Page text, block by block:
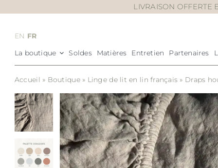
au
LIVRAISON OFFERTE
EN FR
La boutique
Soldes Matières Entretien Partenaires
Accueil » Boutique» Linge de lit en lin français » Draps